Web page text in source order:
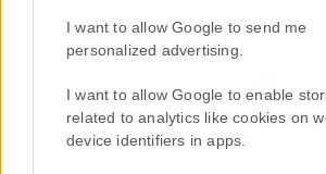
I want to allow Google to send me
personalized advertising.
I want to allow Google to enable
related to analytics like cookies on
device identifiers in apps.